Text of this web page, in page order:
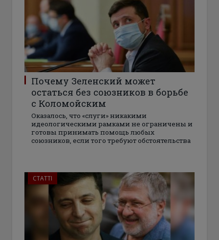
Почему Зеленский может
остаться без союзников в борьбе
с Коломойским
Оказалось, что «слуги» никакими
идеологическими рамками не ограничены и
готовы принимать помощь любых
союзников, если того требуют обстоятельства
СТАТТІ